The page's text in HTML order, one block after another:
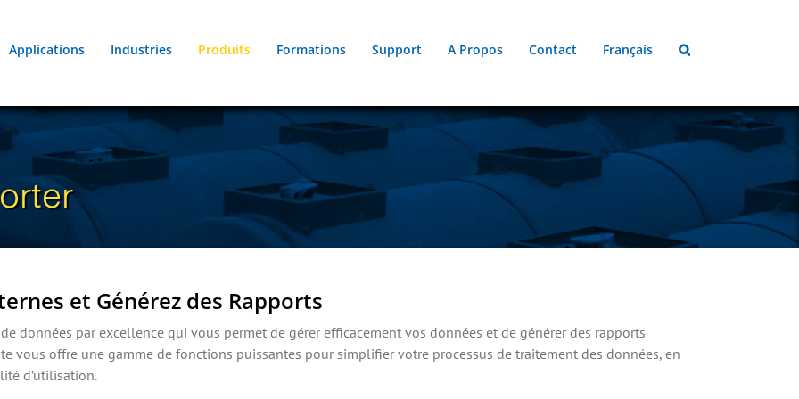
Applications Industries Produits Formations Support A Propos Contact Français
et Générez des Rapports
données par excellence qui vous permet de gérer efficacement vos données et de générer des rapports
vous offre une gamme de fonctions puissantes pour simplifier votre processus de traitement des données, en
d’utilisation.